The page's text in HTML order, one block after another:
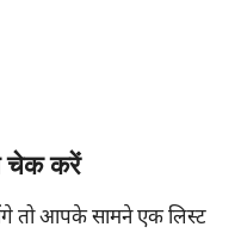
चेक करें
तो आपके सामने एक लिस्ट